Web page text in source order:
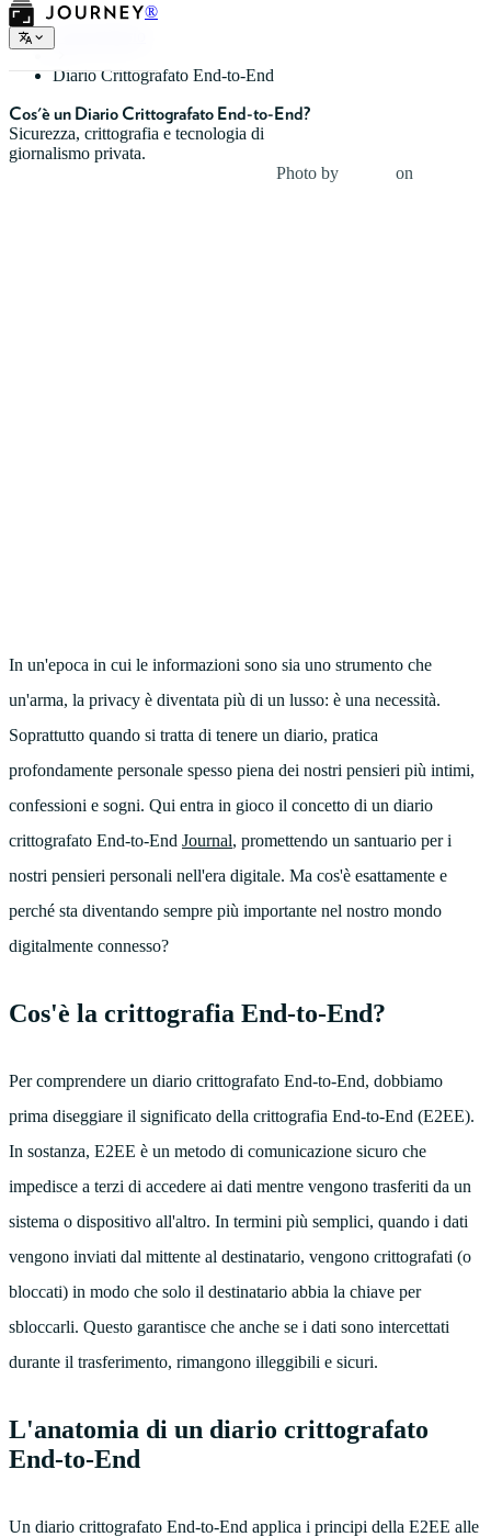
®
Tipi di Diario
Diario Crittografato End-to-End
Cos'è un Diario Crittografato End-to-End?
Sicurezza, crittografia e tecnologia di
giornalismo privata.
Photo by
on
In un'epoca in cui le informazioni sono sia uno strumento che
un'arma, la privacy è diventata più di un lusso: è una necessità.
Soprattutto quando si tratta di tenere un diario, pratica
profondamente personale spesso piena dei nostri pensieri più intimi,
confessioni e sogni. Qui entra in gioco il concetto di un diario
crittografato End-to-End Journal, promettendo un santuario per i
nostri pensieri personali nell'era digitale. Ma cos'è esattamente e
perché sta diventando sempre più importante nel nostro mondo
digitalmente connesso?
Cos'è la crittografia End-to-End?
Per comprendere un diario crittografato End-to-End, dobbiamo
prima diseggiare il significato della crittografia End-to-End (E2EE).
In sostanza, E2EE è un metodo di comunicazione sicuro che
impedisce a terzi di accedere ai dati mentre vengono trasferiti da un
sistema o dispositivo all'altro. In termini più semplici, quando i dati
vengono inviati dal mittente al destinatario, vengono crittografati (o
bloccati) in modo che solo il destinatario abbia la chiave per
sbloccarli. Questo garantisce che anche se i dati sono intercettati
durante il trasferimento, rimangono illeggibili e sicuri.
L'anatomia di un diario crittografato
End-to-End
Un diario crittografato End-to-End applica i principi della E2EE alle